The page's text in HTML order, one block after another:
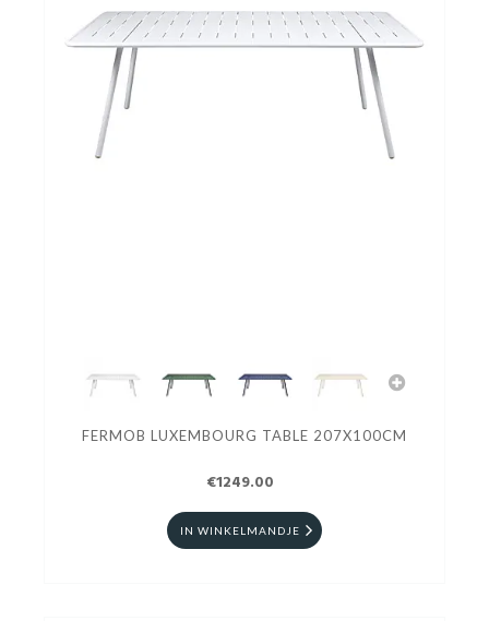
FERMOB LUXEMBOURG TABLE 207X100CM
€1249.00
IN WINKELMANDJE